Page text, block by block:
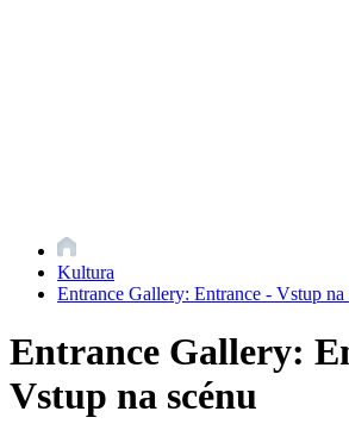
Kultura
Entrance Gallery: Entrance - Vstup na
Entrance Gallery:
Vstup na scénu